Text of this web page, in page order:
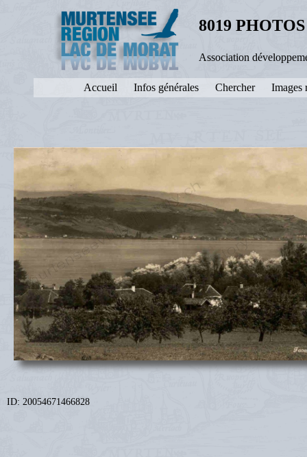
8019
Association
Accueil Infos générales Chercher Images
ID: 20054671466828